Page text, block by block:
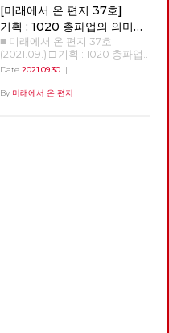
의 하나가 될 수 있음을 공유하
고, 국가제도에 반영하고 시행하
였으며, 마침내 장애 대중 앞에
는 계급적 자각을 근간으로 한
”장애학“이 등장하게 된다. 이것
을 한군데로 모은 것이 마이클
올리버(Michael Oliver)와 렌
[미래에서 온 편지 37호]
기획 : 1020 총파업의 의미와
과제
■ 미래에서 온 편지 37호
(2021.09.) □ 기획 : 1020 총파업
의 의미와 과제 1020총파업 자
탄이 되길... 박희은 민주노총 부
Date 2021.09.30|
By 미래에서 온 편지